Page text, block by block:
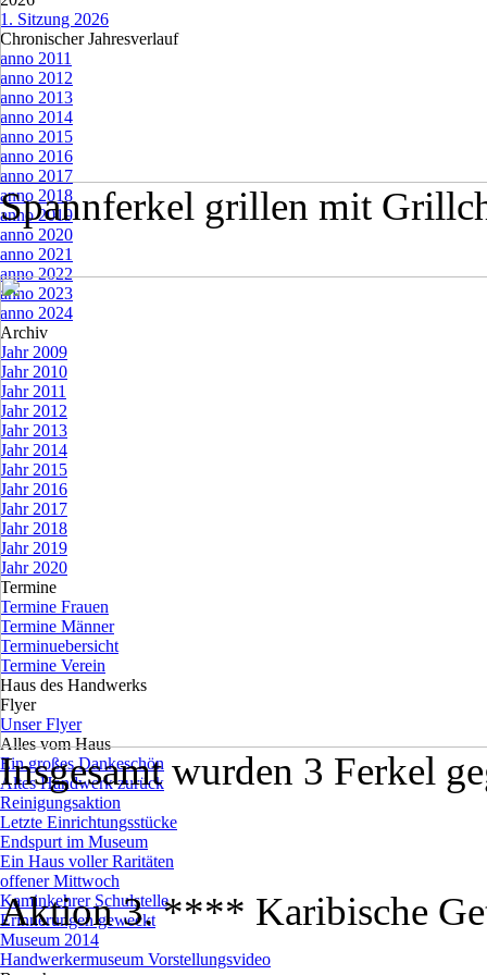
1. Sitzung 2026
Chronischer Jahresverlauf▼
anno 2011
anno 2012
anno 2013
anno 2014
anno 2015
anno 2016
anno 2017
anno 2018
anno 2019
anno 2020
anno 2021
anno 2022
anno 2023
anno 2024
Archiv
Jahr 2009
Jahr 2010
Jahr 2011
Jahr 2012
Jahr 2013
Jahr 2014
Jahr 2015
Jahr 2016
Jahr 2017
Jahr 2018
Jahr 2019
Jahr 2020
Termine
Termine Frauen
Termine Männer
Terminuebersicht
Termine Verein
Haus des Handwerks
Flyer▼
Unser Flyer
Alles vom Haus▼
Ein großes Dankeschön
Altes Handwerk zurück
Reinigungsaktion
Letzte Einrichtungsstücke
Endspurt im Museum
Ein Haus voller Raritäten
offener Mittwoch
Kaminkehrer Schulstelle
Erinnerungen geweckt
Museum 2014
Handwerkermuseum Vorstellungsvideo
Spannferkel grillen mit
Insgesamt wurden 3 Ferkel
Aktion 3. **** Karibische